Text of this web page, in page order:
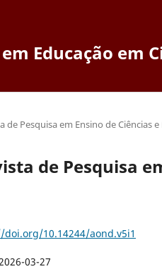
Educação em
de Pesquisa em Ensino de Ciências
de Pesquisa
10.14244/aond.v5i1
03-27